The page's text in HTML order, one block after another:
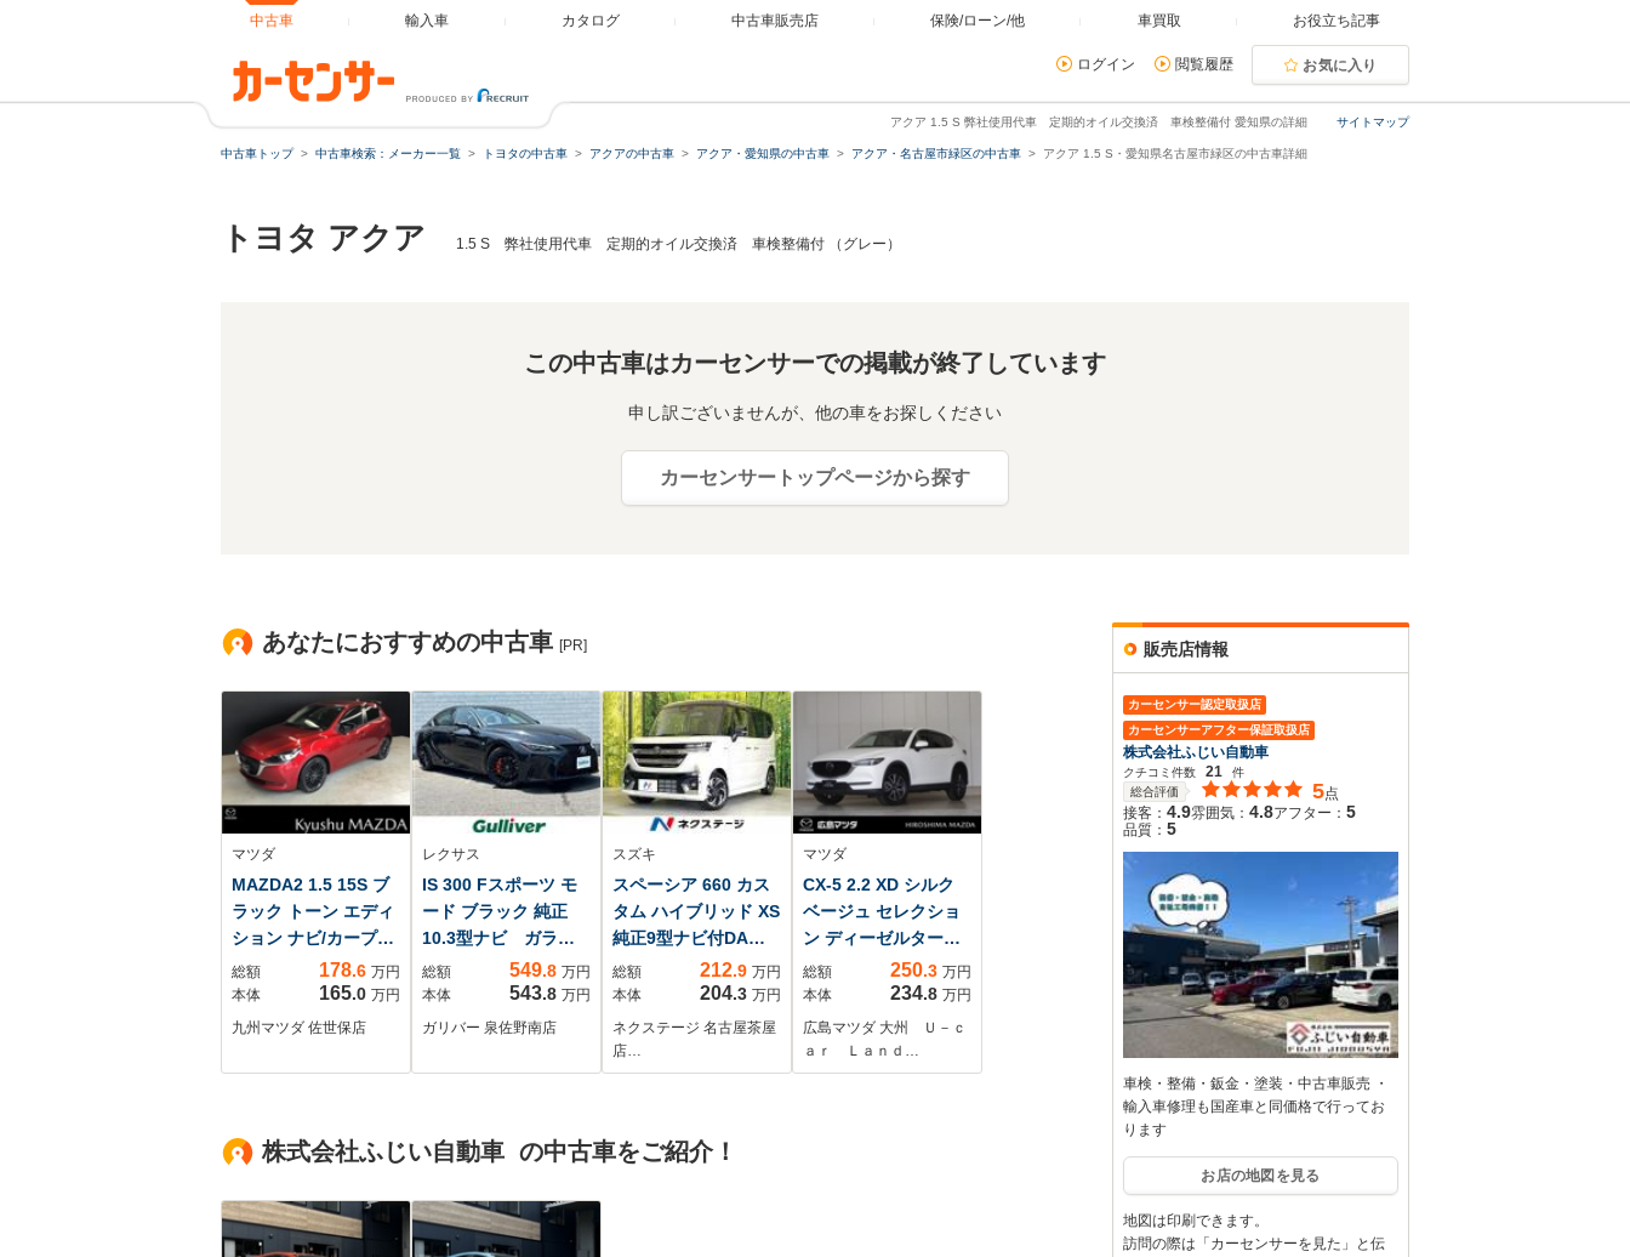
中古車 輸入車 カタログ 中古車販売店 保険/ローン/他 車買取 お役立ち記事
ログイン 閲覧履歴 お気に入り
サイトマップ
アクア 1.5 S 弊社使用代車 定期的オイル交換済 車検整備付 愛知県の詳細
中古車トップ 中古車検索：メーカー一覧 トヨタの中古車 アクアの中古車 アクア・愛知県の中古車 アクア・名古屋市緑区の中古車 アクア 1.5 S・愛知県名古屋市緑区の中古車詳細
トヨタ アクア 1.5 S 弊社使用代車 定期的オイル交換済 車検整備付 （グレー）
この中古車はカーセンサーでの掲載が終了しています
申し訳ございませんが、他の車をお探しください
カーセンサートップページから探す
あなたにおすすめの中古車 [PR]
マツダ
MAZDA2 1.5 15S ブ
ラック トーン エディ
ション ナビ/カープレ
イ/全方位カメラ/衝突
軽減ブレーキ/ETC/前
後ドラレコ/残価型ク
総額 178.6 万円
本体
165.0 万円
九州マツダ 佐世保店
レクサス
IS 300 Fスポーツ モ
ード ブラック 純正
10.3型ナビ ガラス
ルーフ 全方位C
BSM オレンジキャ
リパー 追従クルコ
トインETC2.0 ポジ
ヒーター ベンチレ
総額 549.8 万円
本体
543.8 万円
ガリバー 泉佐野南店
スズキ
スペーシア 660 カス
タム ハイブリッド XS
純正9型ナビ付DA
禁煙車 全周囲カメ
ラ 両側電動スライ
ドドア ハーフレザ
ーシート シートヒ
ーター ステアリン
イ アダプティブク
総額 212.9 万円
本体
204.3 万円
ネクステージ 名古屋茶屋
店…
マツダ
CX-5 2.2 XD シルク
ベージュ セレクショ
ン ディーゼルターボ
360°ビュー・モニタ
ー ETC 障害物セ
ンサー パドルシフ
ト マツダ・レーダ
ー・クルーズ・コン
総額 250.3 万円
本体
234.8 万円
広島マツダ 大州 Ｕ－ｃ
ａｒ Ｌａｎｄ…
株式会社ふじい自動車 の中古車をご紹介！
販売店情報
カーセンサー認定取扱店
カーセンサーアフター保証取扱店
株式会社ふじい自動車
クチコミ件数 21
件
総合評価
5点
接客： 4.9雰囲気： 4.8アフター： 5
品質： 5
車検・整備・鈑金・塗装・中古車販売 ・
輸入車修理も国産車と同価格で行ってお
ります
お店の地図を見る
地図は印刷できます。
訪問の際は「カーセンサーを見た」と伝